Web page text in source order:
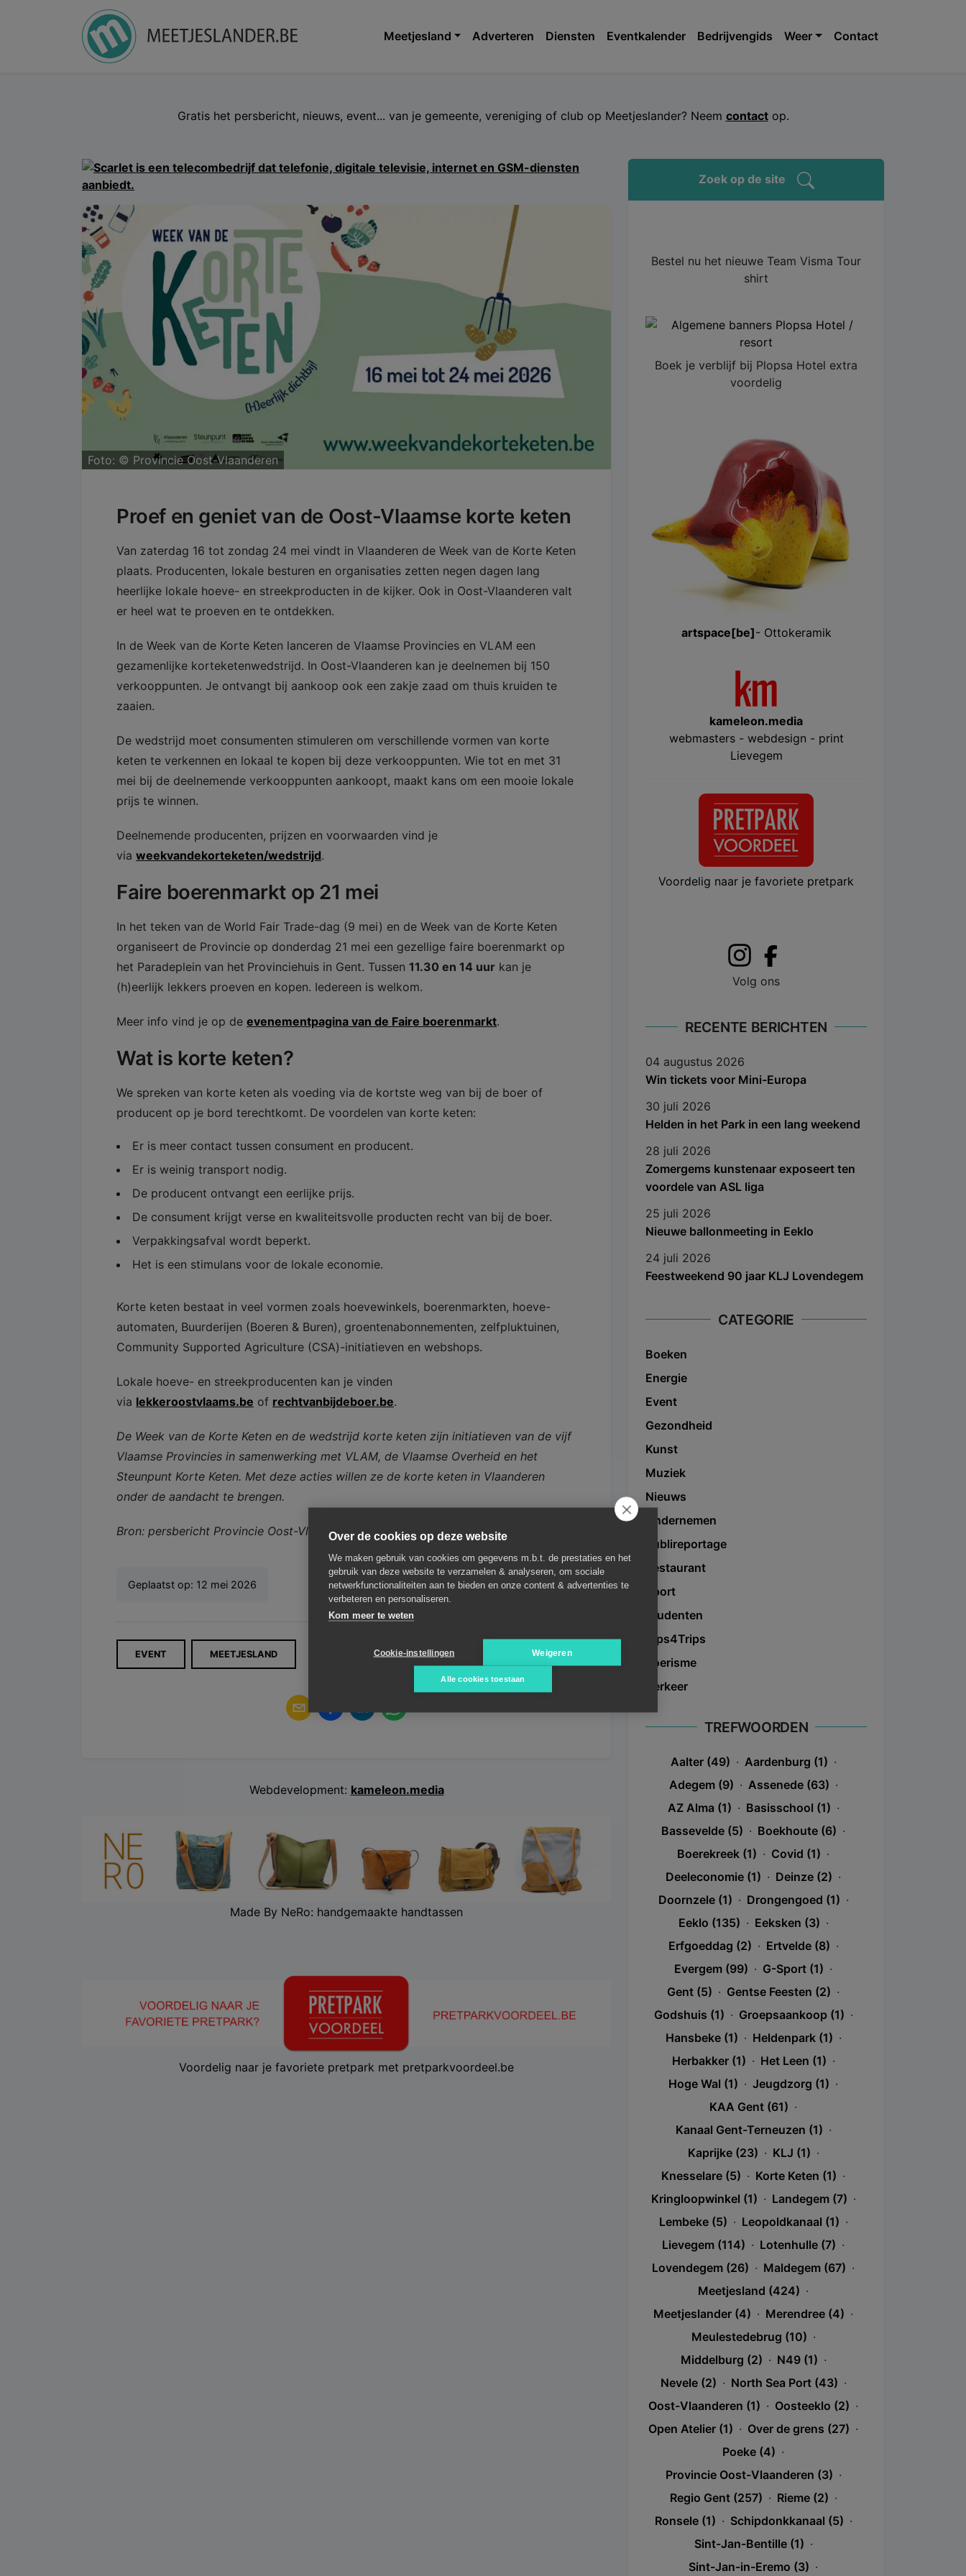
Meetjesland Adverteren Diensten Eventkalender Bedrijvengids Weer Contact
Gratis het persbericht, nieuws, event... van je gemeente, vereniging of club op Meetjeslander? Neem contactop.
Foto: © Provincie Oost-Vlaanderen
Proef en geniet van de Oost-Vlaamse korte keten
​​Van zaterdag 16 tot zondag 24 mei vindt in Vlaanderen de Week van de Korte Keten
plaats. Producenten, lokale besturen en organisaties zetten negen dagen lang
heerlijke lokale hoeve- en streekproducten in de kijker. Ook in Oost-Vlaanderen valt
er heel wat te proeven en te ontdekken. ​
In de Week van de Korte Keten lanceren de Vlaamse Provincies en VLAM een
gezamenlijke korteketenwedstrijd. In Oost-Vlaanderen kan je deelnemen bij 150
verkooppunten. Je ontvangt bij aankoop ook een zakje zaad om thuis kruiden te
zaaien.
​De wedstrijd moet consumenten stimuleren om verschillende vormen van korte
keten te verkennen en lokaal te kopen bij deze verkooppunten. ​Wie tot en met 31
mei bij de deelnemende verkooppunten aankoopt, maakt kans om een mooie lokale
prijs te winnen.
​Deelnemende producenten, prijzen en voorwaarden vind je
via weekvandekorteketen/wedstrijd.
​Faire boerenmarkt op 21 mei
​In het teken van de World Fair Trade-dag (9 mei) en de Week van de Korte Keten
organiseert de Provincie op donderdag 21 mei een gezellige faire boerenmarkt op
het Paradeplein van het Provinciehuis in Gent. Tussen 11.30 en 14 uur kan je
(h)eerlijk lekkers proeven en kopen. Iedereen is welkom.
​Meer info vind je op de evenementpagina van de Faire boerenmarkt.
Wat is korte keten?
​We spreken van korte keten als voeding via de kortste weg van bij de boer of
producent op je bord terechtkomt. De voordelen van korte keten:
​Er is meer contact tussen consument en producent.
​Er is weinig transport nodig.
​De producent ontvangt een eerlijke prijs.
​De consument krijgt verse en kwaliteitsvolle producten recht van bij de boer.
​Verpakkingsafval wordt beperkt.
​Het is een stimulans voor de lokale economie.
​Korte keten bestaat in veel vormen zoals hoevewinkels, boerenmarkten, hoeve-
automaten, Buurderijen (Boeren & Buren), groentenabonnementen, zelfpluktuinen,
Community Supported Agriculture (CSA)-initiatieven en webshops.
​Lokale hoeve- en streekproducenten kan je vinden
via lekkeroostvlaams.be of rechtvanbijdeboer.be.
​De Week van de Korte Keten en de wedstrijd korte keten zijn initiatieven van de vijf
Vlaamse Provincies in samenwerking met VLAM, de Vlaamse Overheid en het
Steunpunt Korte Keten. Met deze acties willen ze de korte keten in Vlaanderen
onder de aandacht te brengen.
Bron: persbericht Provincie Oost-Vlaanderen
Geplaatst op: 12 mei 2026
EVENT MEETJESLAND
Webdevelopment: kameleon.media
Made By NeRo: handgemaakte handtassen
Voordelig naar je favoriete pretpark met pretparkvoordeel.be
Zoek op de site
Bestel nu het nieuwe Team Visma Tour
shirt
Boek je verblijf bij Plopsa Hotel extra
voordelig
artspace[be]- Ottokeramik
kameleon.media
webmasters - webdesign - print
Lievegem
Voordelig naar je favoriete pretpark
Volg ons
RECENTE BERICHTEN
04 augustus 2026
Win tickets voor Mini-Europa
30 juli 2026
Helden in het Park in een lang weekend
28 juli 2026
Zomergems kunstenaar exposeert ten
voordele van ASL liga
25 juli 2026
Nieuwe ballonmeeting in Eeklo
24 juli 2026
Feestweekend 90 jaar KLJ Lovendegem
CATEGORIE
Boeken
Energie
Event
Gezondheid
Kunst
Muziek
Nieuws
Ondernemen
Publireportage
Restaurant
Sport
Studenten
Tips4Trips
Toerisme
Verkeer
TREFWOORDEN
Aalter (49) · Aardenburg (1) ·
Adegem (9) · Assenede (63) ·
AZ Alma (1) · Basisschool (1) ·
Bassevelde (5) · Boekhoute (6) ·
Boerekreek (1) · Covid (1) ·
Deeleconomie (1) · Deinze (2) ·
Doornzele (1) · Drongengoed (1) ·
Eeklo (135) · Eeksken (3) ·
Erfgoeddag (2) · Ertvelde (8) ·
Evergem (99) · G-Sport (1) ·
Gent (5) · Gentse Feesten (2) ·
Godshuis (1) · Groepsaankoop (1) ·
Hansbeke (1) · Heldenpark (1) ·
Herbakker (1) · Het Leen (1) ·
Hoge Wal (1) · Jeugdzorg (1) ·
KAA Gent (61) ·
Kanaal Gent-Terneuzen (1) ·
Kaprijke (23) · KLJ (1) ·
Knesselare (5) · Korte Keten (1) ·
Kringloopwinkel (1) · Landegem (7) ·
Lembeke (5) · Leopoldkanaal (1) ·
Lievegem (114) · Lotenhulle (7) ·
Lovendegem (26) · Maldegem (67) ·
Meetjesland (424) ·
Meetjeslander (4) · Merendree (4) ·
Meulestedebrug (10) ·
Middelburg (2) · N49 (1) ·
Nevele (2) · North Sea Port (43) ·
Oost-Vlaanderen (1) · Oosteeklo (2) ·
Open Atelier (1) · Over de grens (27) ·
Poeke (4) ·
Provincie Oost-Vlaanderen (3) ·
Regio Gent (257) · Rieme (2) ·
Ronsele (1) · Schipdonkkanaal (5) ·
Sint-Jan-Bentille (1) ·
Sint-Jan-in-Eremo (3) ·
Over de cookies op deze website
We maken gebruik van cookies om gegevens m.b.t. de prestaties en het
gebruik van deze website te verzamelen & analyseren, om sociale
netwerkfunctionaliteiten aan te bieden en onze content & advertenties te
verbeteren en personaliseren.
Kom meer te weten
Cookie-instellingen Weigeren
Alle cookies toestaan